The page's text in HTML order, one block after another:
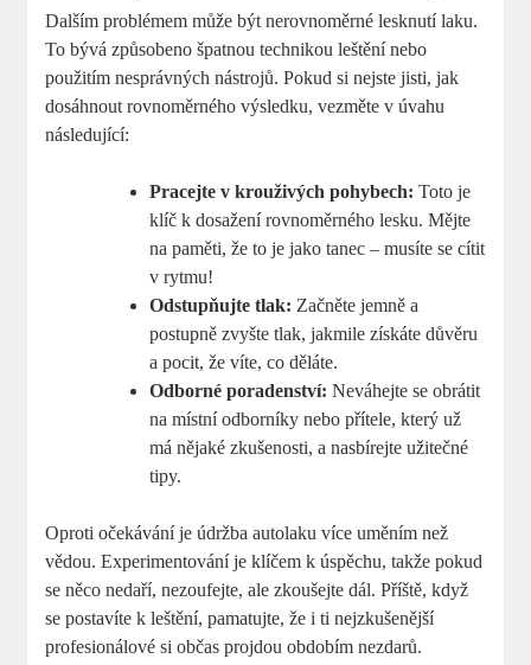
Dalším problémem může být nerovnoměrné lesknutí laku.
To bývá způsobeno špatnou technikou leštění nebo
použitím nesprávných nástrojů. Pokud si nejste jisti, jak
dosáhnout rovnoměrného výsledku, vezměte v úvahu
následující:
Pracejte v krouživých pohybech: Toto je
klíč k dosažení rovnoměrného lesku. Mějte
na paměti, že to je jako tanec – musíte se cítit
v rytmu!
Odstupňujte tlak: Začněte jemně a
postupně zvyšte tlak, jakmile získáte důvěru
a pocit, že víte, co děláte.
Odborné poradenství: Neváhejte se obrátit
na místní odborníky nebo přítele, který už
má nějaké zkušenosti, a nasbírejte užitečné
tipy.
Oproti očekávání je údržba autolaku více uměním než
vědou. Experimentování je klíčem k úspěchu, takže pokud
se něco nedaří, nezoufejte, ale zkoušejte dál. Příště, když
se postavíte k leštění, pamatujte, že i ti nejzkušenější
profesionálové si občas projdou obdobím nezdarů.